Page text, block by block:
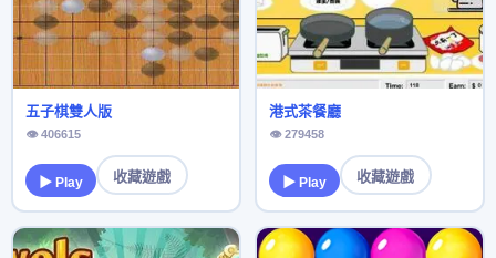
五子棋雙人版
👁 406615
▶ Play 收藏遊戲
港式茶餐廳
👁 279458
▶ Play 收藏遊戲